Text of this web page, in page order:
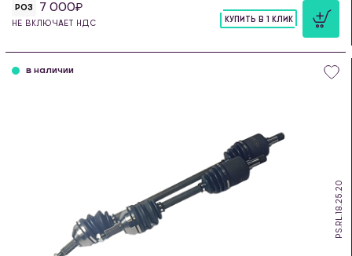
РОЗ 7 000
НЕ ВКЛЮЧАЕТ НДС
КУПИТЬ В 1 КЛИК
PS.RL.18.25.20
в наличии